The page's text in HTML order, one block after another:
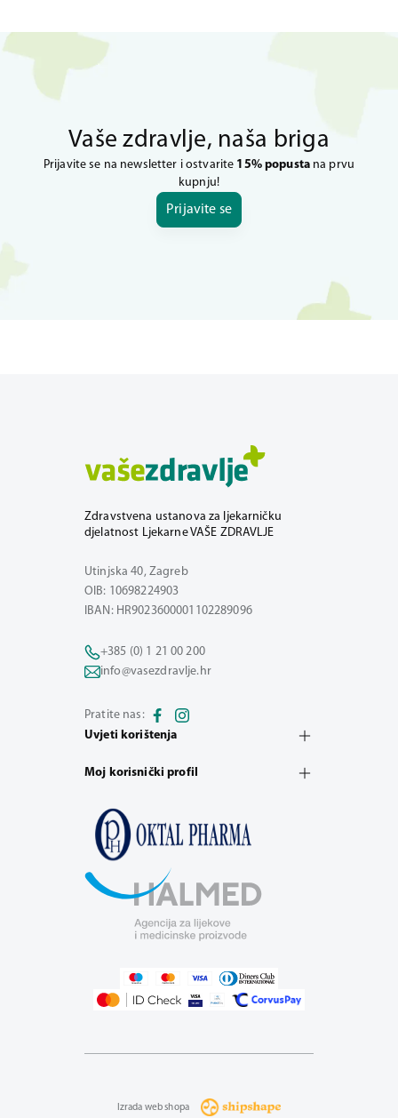
Vaše zdravlje, naša briga
Prijavite se na newsletter i ostvarite 15% popustana prvu
kupnju!
Prijavite se
Zdravstvena ustanova za ljekarničku
djelatnost Ljekarne VAŠE ZDRAVLJE
Utinjska 40, Zagreb
OIB: 10698224903
IBAN: HR9023600001102289096
+385 (0) 1 21 00 200
info@vasezdravlje.hr
Pratite nas:
Uvjeti korištenja
Moj korisnički profil
Izrada web shopa